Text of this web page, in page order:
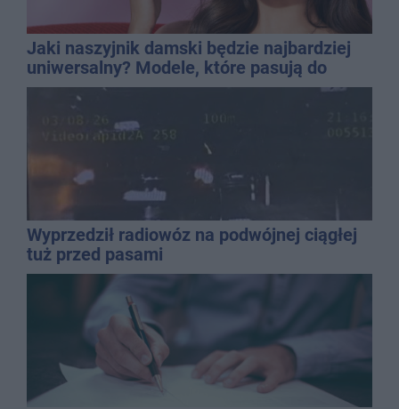
Jaki naszyjnik damski będzie najbardziej
uniwersalny? Modele, które pasują do
wielu stylizacji
Wyprzedził radiowóz na podwójnej ciągłej
tuż przed pasami